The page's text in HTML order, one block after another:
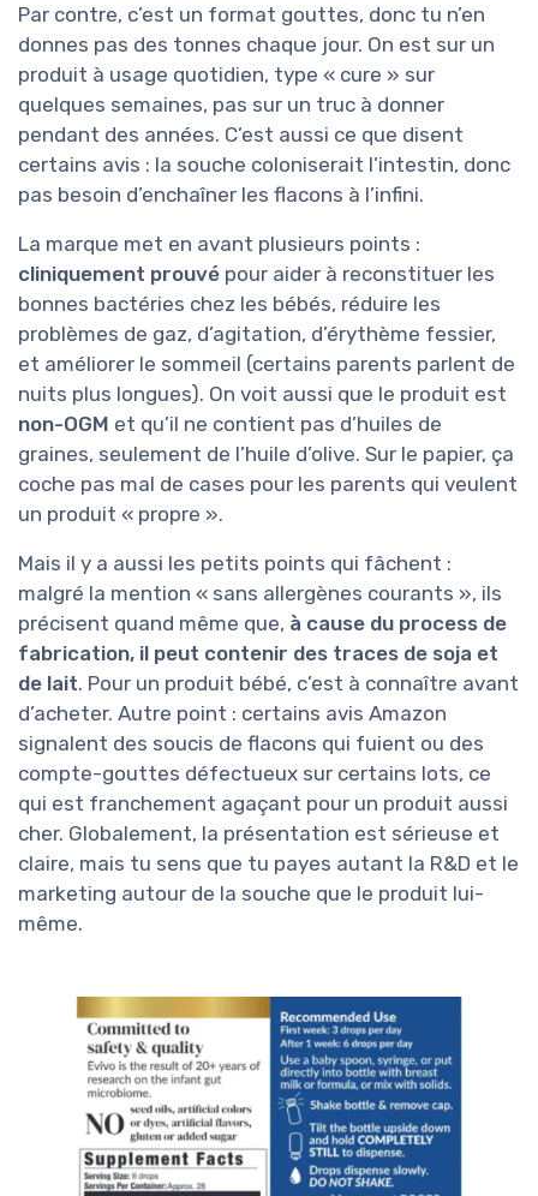
Par contre, c’est un format gouttes, donc tu n’en
donnes pas des tonnes chaque jour. On est sur un
produit à usage quotidien, type « cure » sur
quelques semaines, pas sur un truc à donner
pendant des années. C’est aussi ce que disent
certains avis : la souche coloniserait l’intestin, donc
pas besoin d’enchaîner les flacons à l’infini.
La marque met en avant plusieurs points :
cliniquement prouvé pour aider à reconstituer les
bonnes bactéries chez les bébés, réduire les
problèmes de gaz, d’agitation, d’érythème fessier,
et améliorer le sommeil (certains parents parlent de
nuits plus longues). On voit aussi que le produit est
non-OGM et qu’il ne contient pas d’huiles de
graines, seulement de l’huile d’olive. Sur le papier, ça
coche pas mal de cases pour les parents qui veulent
un produit « propre ».
Mais il y a aussi les petits points qui fâchent :
malgré la mention « sans allergènes courants », ils
précisent quand même que, à cause du process de
fabrication, il peut contenir des traces de soja et
de lait. Pour un produit bébé, c’est à connaître avant
d’acheter. Autre point : certains avis Amazon
signalent des soucis de flacons qui fuient ou des
compte-gouttes défectueux sur certains lots, ce
qui est franchement agaçant pour un produit aussi
cher. Globalement, la présentation est sérieuse et
claire, mais tu sens que tu payes autant la R&D et le
marketing autour de la souche que le produit lui-
même.